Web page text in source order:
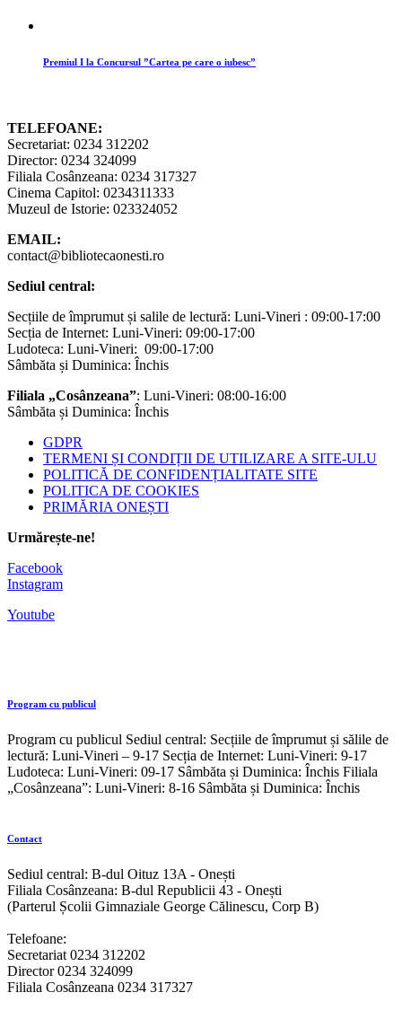
Premiul I la Concursul ”Cartea pe care o iubesc”
TELEFOANE:
Secretariat: 0234 312202
Director: 0234 324099
Filiala Cosânzeana: 0234 317327
Cinema Capitol: 0234311333
Muzeul de Istorie: 023324052
EMAIL:
contact@bibliotecaonesti.ro
Sediul central:
Secțiile de împrumut și salile de lectură: Luni-Vineri : 09:00-17:00
Secția de Internet: Luni-Vineri: 09:00-17:00
Ludoteca: Luni-Vineri: 09:00-17:00
Sâmbăta și Duminica: Închis
Filiala „Cosânzeana”: Luni-Vineri: 08:00-16:00
Sâmbăta și Duminica: Închis
GDPR
TERMENI ȘI CONDIȚII DE UTILIZARE A SITE-ULU
POLITICĂ DE CONFIDENȚIALITATE SITE
POLITICA DE COOKIES
PRIMĂRIA ONEȘTI
Urmărește-ne!
Facebook
Instagram
Youtube
Program cu publicul
Program cu publicul Sediul central: Secțiile de împrumut și sălile de
lectură: Luni-Vineri – 9-17 Secția de Internet: Luni-Vineri: 9-17
Ludoteca: Luni-Vineri: 09-17 Sâmbăta și Duminica: Închis Filiala
„Cosânzeana”: Luni-Vineri: 8-16 Sâmbăta și Duminica: Închis
Contact
Sediul central: B-dul Oituz 13A - Onești
Filiala Cosânzeana: B-dul Republicii 43 - Onești
(Parterul Școlii Gimnaziale George Călinescu, Corp B)
Telefoane:
Secretariat 0234 312202
Director 0234 324099
Filiala Cosânzeana 0234 317327